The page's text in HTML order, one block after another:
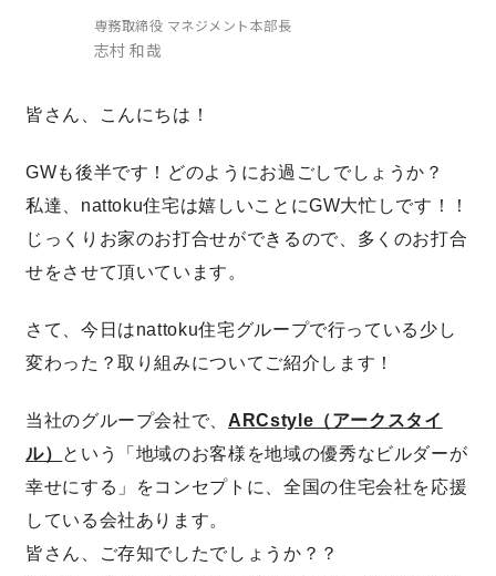
営業時間／10:00～20:00 定休日／年末年始
タップで電話をかける
nattokuグループコーポレートサイト
専務取締役 マネジメント本部長
志村 和哉
皆さん、こんにちは！
GWも後半です！どのようにお過ごしでしょうか？
私達、nattoku住宅は嬉しいことにGW大忙しです！！
じっくりお家のお打合せができるので、多くのお打合
せをさせて頂いています。
さて、今日はnattoku住宅グループで行っている少し
変わった？取り組みについてご紹介します！
当社のグループ会社で、 ARCstyle（アークスタイ
ル）
という「地域のお客様を地域の優秀なビルダーが
幸せにする」をコンセプトに、全国の住宅会社を応援
している会社あります。
皆さん、ご存知でしたでしょうか？？